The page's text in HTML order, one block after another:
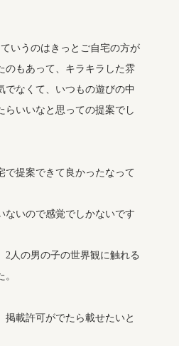
いうのはきっとご自宅の方が
のもあって、キラキラした雰
でなくて、いつもの遊びの中
らいいなと思っての提案でし
で提案できて良かったなって
ないので感覚でしかないです
2人の男の子の世界観に触れる
掲載許可がでたら載せたいと